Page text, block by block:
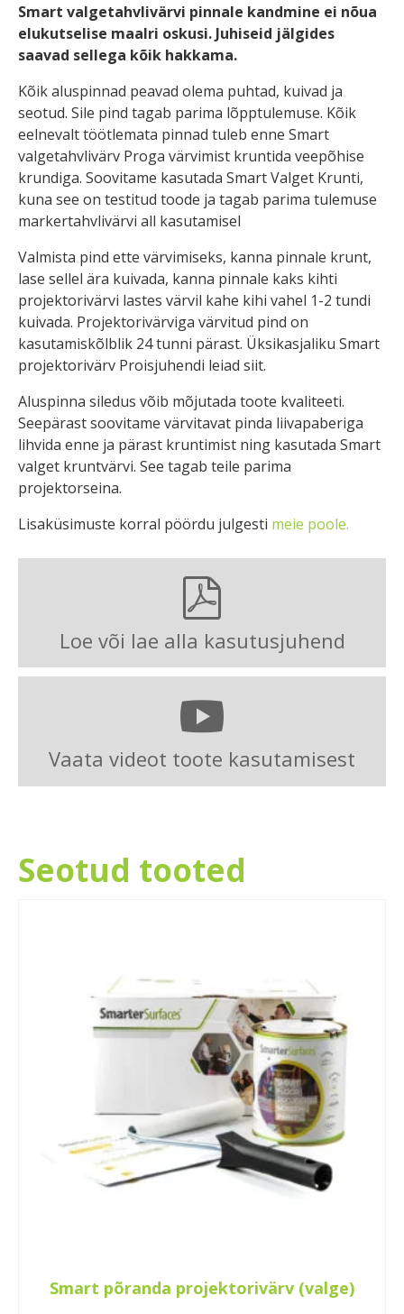
Smart valgetahvlivärvi pinnale kandmine ei nõua
elukutselise maalri oskusi. Juhiseid jälgides
saavad sellega kõik hakkama.
Kõik aluspinnad peavad olema puhtad, kuivad ja
seotud. Sile pind tagab parima lõpptulemuse. Kõik
eelnevalt töötlemata pinnad tuleb enne Smart
valgetahvlivärv Proga värvimist kruntida veepõhise
krundiga. Soovitame kasutada Smart Valget Krunti,
kuna see on testitud toode ja tagab parima tulemuse
markertahvlivärvi all kasutamisel
Valmista pind ette värvimiseks, kanna pinnale krunt,
lase sellel ära kuivada, kanna pinnale kaks kihti
projektorivärvi lastes värvil kahe kihi vahel 1-2 tundi
kuivada. Projektorivärviga värvitud pind on
kasutamiskõlblik 24 tunni pärast. Üksikasjaliku Smart
projektorivärv Proisjuhendi leiad siit.
Aluspinna siledus võib mõjutada toote kvaliteeti.
Seepärast soovitame värvitavat pinda liivapaberiga
lihvida enne ja pärast kruntimist ning kasutada Smart
valget kruntvärvi. See tagab teile parima
projektorseina.
Lisaküsimuste korral pöördu julgesti meie poole.
Loe või lae alla kasutusjuhend
Vaata videot toote kasutamisest
Seotud tooted
Smart põranda projektorivärv (valge)